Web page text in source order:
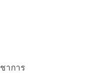
าการ